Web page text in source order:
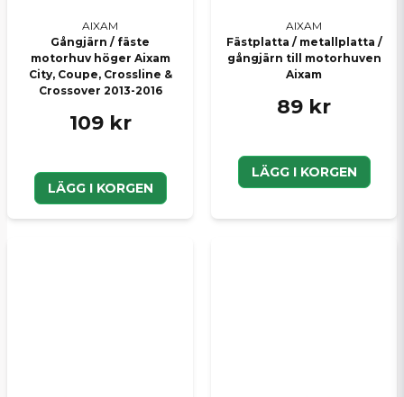
AIXAM
Gångjärn / fäste
motorhuv höger Aixam
City, Coupe, Crossline &
Crossover 2013-2016
109 kr
LÄGG I KORGEN
AIXAM
Fästplatta / metallplatta /
gångjärn till motorhuven
Aixam
89 kr
LÄGG I KORGEN